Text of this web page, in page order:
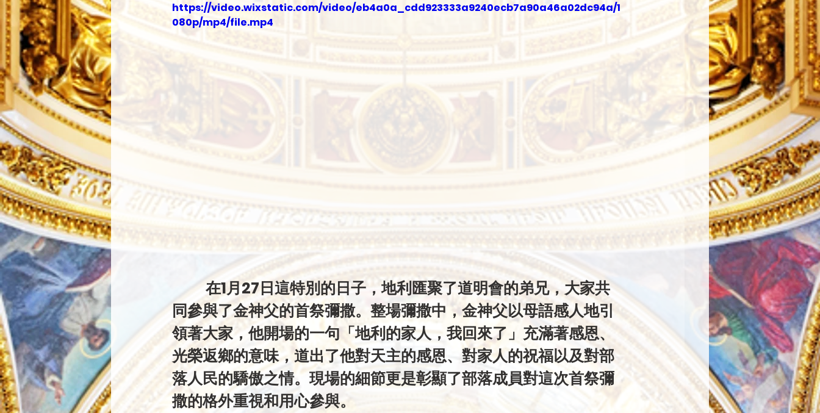
https://video.wixstatic.com/video/eb4a0a_cdd923333a9240ecb7a90a46a02dc94a/1
080p/mp4/file.mp4
           在1月27日這特別的日子，地利匯聚了道明會的弟兄，大家共
同參與了金神父的首祭彌撒。整場彌撒中，金神父以母語感人地引
領著大家，他開場的一句「地利的家人，我回來了」充滿著感恩、
光榮返鄉的意味，道出了他對天主的感恩、對家人的祝福以及對部
落人民的驕傲之情。現場的細節更是彰顯了部落成員對這次首祭彌
撒的格外重視和用心參與。